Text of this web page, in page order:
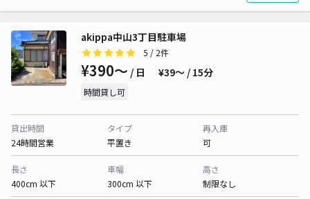
akippa中山3丁目駐車場
5 / 2件
¥390〜 / 日 ¥39〜 / 15分
時間貸し可
貸出時間
24時間営業
タイプ
平置き
再入庫
可
長さ
400cm 以下
車幅
300cm 以下
高さ
制限なし